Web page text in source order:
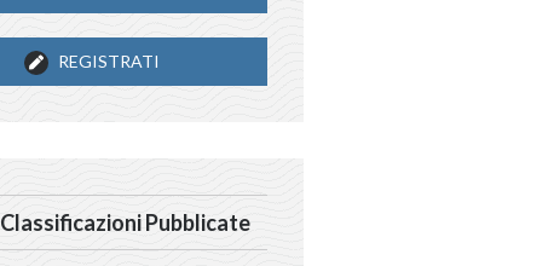
REGISTRATI
Classificazioni Pubblicate